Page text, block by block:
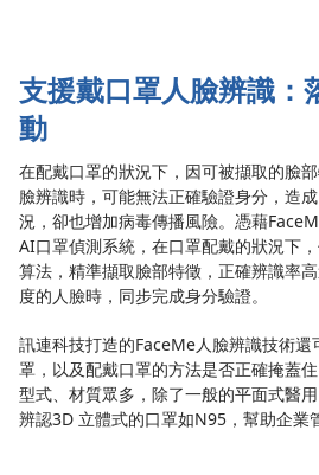
支援戴口罩人臉辨識：
動
在配戴口罩的狀況下，因可被擷取的臉
臉辨識時，可能無法正確驗證身分，造
況，卻也增加病毒傳播風險。憑藉
AI口罩偵測系統，在口罩配戴的狀況下
算法，精準擷取臉部特徵，正確辨識率
度的人臉時，同步完成身分驗證。
訊連科技打造的FaceMe人臉辨識技術還
罩，以及配戴口罩的方法是否正確掩蓋
型式、材質眾多，除了一般的平面式醫
辨認3D 立體式的口罩如N95，幫助企業